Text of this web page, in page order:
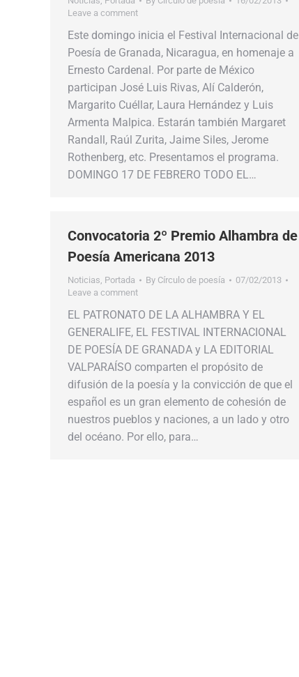
Leave a comment
Este domingo inicia el Festival Internacional de
Poesía de Granada, Nicaragua, en homenaje a
Ernesto Cardenal. Por parte de México
participan José Luis Rivas, Alí Calderón,
Margarito Cuéllar, Laura Hernández y Luis
Armenta Malpica. Estarán también Margaret
Randall, Raúl Zurita, Jaime Siles, Jerome
Rothenberg, etc. Presentamos el programa.
DOMINGO 17 DE FEBRERO TODO EL…
Convocatoria 2º Premio Alhambra de
Poesía Americana 2013
Noticias, Portada By Círculo de poesía
07/02/2013
Leave a comment
EL PATRONATO DE LA ALHAMBRA Y EL
GENERALIFE, EL FESTIVAL INTERNACIONAL
DE POESÍA DE GRANADA y LA EDITORIAL
VALPARAÍSO comparten el propósito de
difusión de la poesía y la convicción de que el
español es un gran elemento de cohesión de
nuestros pueblos y naciones, a un lado y otro
del océano. Por ello, para…